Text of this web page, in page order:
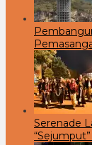
Serenade